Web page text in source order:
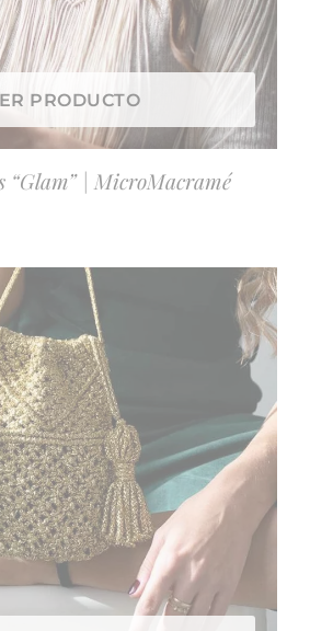
PRODUCTO
“Glam” | MicroMacramé